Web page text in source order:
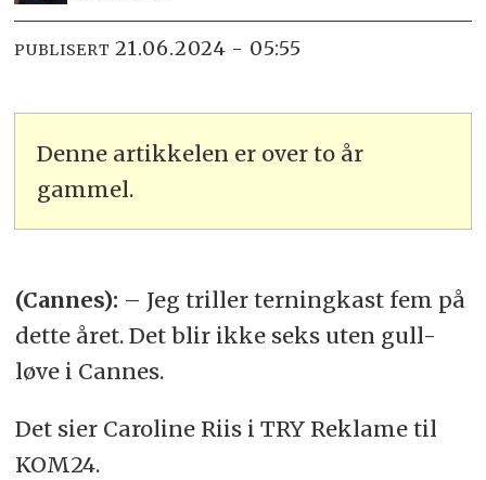
PUBLISERT 21.06.2024 - 05:55
Denne artikkelen er over to år
gammel.
(Cannes): – Jeg triller terningkast fem på
dette året. Det blir ikke seks uten gull-
løve i Cannes.
Det sier Caroline Riis i TRY Reklame til
KOM24.